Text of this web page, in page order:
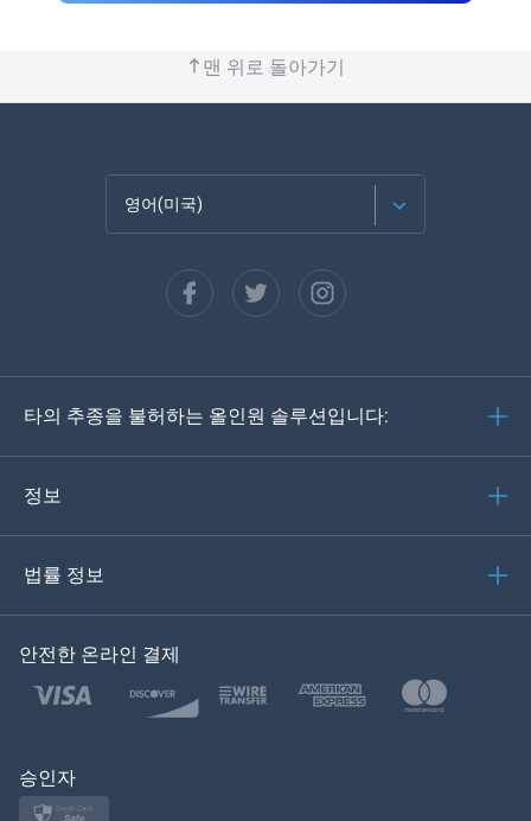
맨 위로 돌아가기
영어(미국)
Español
Deutsch
Türkçe
Polski
타의 추종을 불허하는 올인원 솔루션입니다:
정보
법률 정보
안전한 온라인 결제
승인자